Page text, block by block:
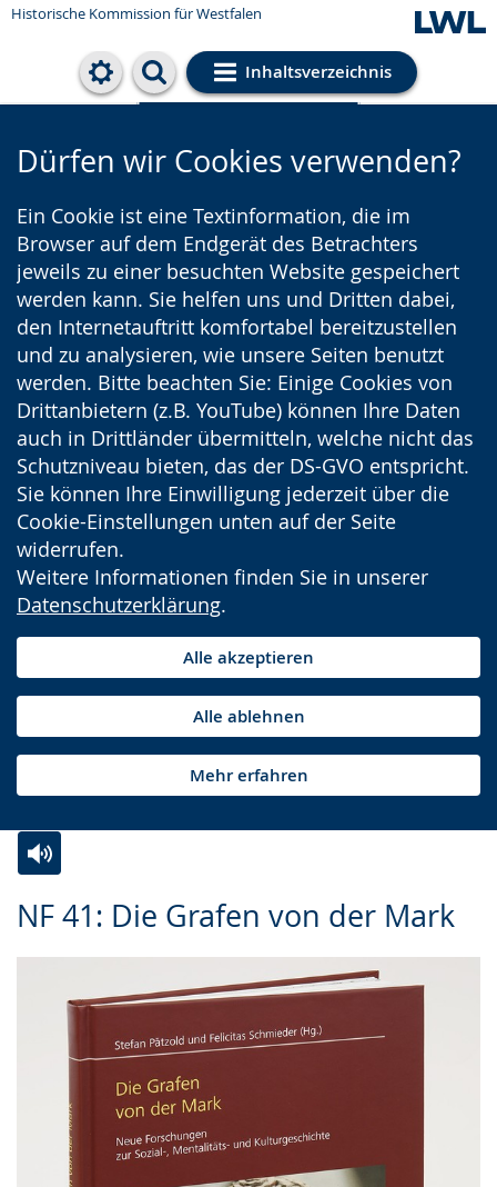
Historische Kommission für Westfalen
Inhaltsverzeichnis
Cookie-Einstellungen
Dürfen wir Cookies verwenden?
Ein Cookie ist eine Textinformation, die im
Browser auf dem Endgerät des Betrachters
jeweils zu einer besuchten Website gespeichert
werden kann. Sie helfen uns und Dritten dabei,
den Internetauftritt komfortabel bereitzustellen
und zu analysieren, wie unsere Seiten benutzt
werden. Bitte beachten Sie: Einige Cookies von
Drittanbietern (z.B. YouTube) können Ihre Daten
auch in Drittländer übermitteln, welche nicht das
Schutzniveau bieten, das der DS-GVO entspricht.
Sie können Ihre Einwilligung jederzeit über die
Cookie-Einstellungen unten auf der Seite
widerrufen.
Weitere Informationen finden Sie in unserer
Datenschutzerklärung.
Alle akzeptieren
Alle ablehnen
Mehr erfahren
NF 41: Die Grafen von der Mark
Leichten
Sprache
Audio-
Unterstützung.
Video
in
Gebärdensprache